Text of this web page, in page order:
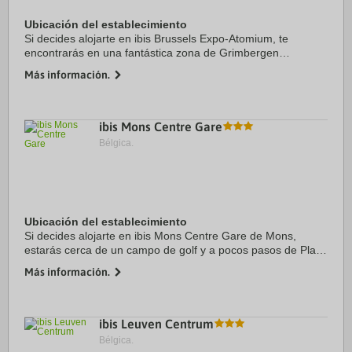
Ubicación del establecimiento
Si decides alojarte en ibis Brussels Expo-Atomium, te
encontrarás en una fantástica zona de Grimbergen
coche de Plaza La Grand Place y Estadio del Rey ...
Más información.
ibis Mons Centre Gare
Bélgica.
Ubicación del establecimiento
Si decides alojarte en ibis Mons Centre Gare de Mons,
estarás cerca de un campo de golf y a pocos pasos de Place
con campo de golf se encuentra a 19,8 ...
Más información.
ibis Leuven Centrum
Bélgica.